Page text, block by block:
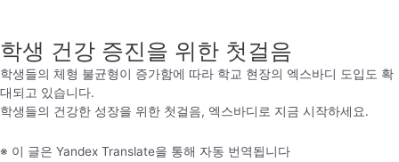
학생 건강 증진을 위한 첫걸음
학생들의 체형 불균형이 증가함에 따라 학교 현장의 엑스바디 도입도 확
대되고 있습니다.
학생들의 건강한 성장을 위한 첫걸음, 엑스바디로 지금 시작하세요.
※ 이 글은 Yandex Translate을 통해 자동 번역됩니다